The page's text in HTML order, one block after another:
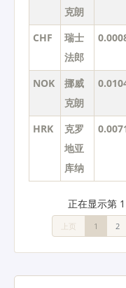
克朗
CHF
瑞士
法郎
NOK
挪威
克朗
HRK
克罗
地亚
库纳
正在显示第
上页 1 2